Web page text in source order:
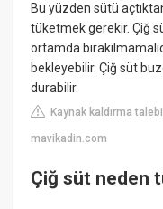
Bu yüzden sütü
tüketmek gerekir. Çiğ
ortamda
bekleyebilir. Çiğ süt
durabilir.
Kaynak kaldırma talebi
mavikadin.com
Çiğ süt neden